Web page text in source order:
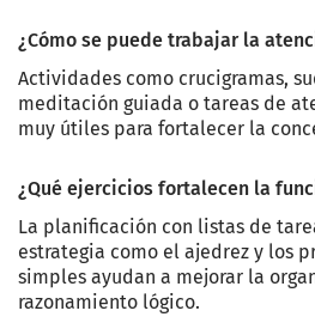
¿Cómo se puede trabajar la
Actividades como crucigramas,
meditación guiada o tareas de
muy útiles para fortalecer la
¿Qué ejercicios fortalecen la
La planificación con listas de
estrategia como el ajedrez y los
simples ayudan a mejorar la
razonamiento lógico.